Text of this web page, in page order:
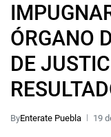
ÓRGANO
DE
ByEnterate Puebla 19